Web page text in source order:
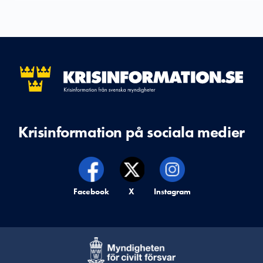
Krisinformation på sociala medier
Krisinformation på,
Facebook Krisinformation på,
X Krisinformation på,
Instagram